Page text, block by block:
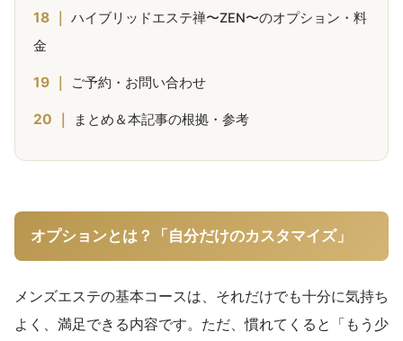
ハイブリッドエステ禅〜ZEN〜のオプション・料
金
ご予約・お問い合わせ
まとめ＆本記事の根拠・参考
オプションとは？「自分だけのカスタマイズ」
メンズエステの基本コースは、それだけでも十分に気持ち
よく、満足できる内容です。ただ、慣れてくると「もう少